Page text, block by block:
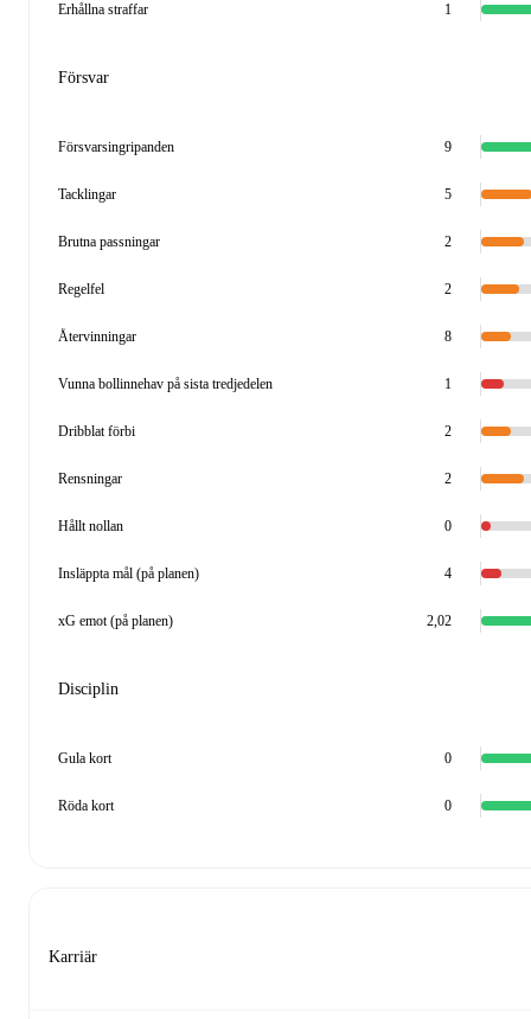
Erhållna straffar 1
Försvar
Försvarsingripanden 9
Tacklingar 5
Brutna passningar 2
Regelfel 2
Återvinningar 8
Vunna bollinnehav på sista tredjedelen 1
Dribblat förbi 2
Rensningar 2
Hållt nollan 0
Insläppta mål (på planen) 4
xG emot (på planen) 2,02
Disciplin
Gula kort 0
Röda kort 0
Karriär